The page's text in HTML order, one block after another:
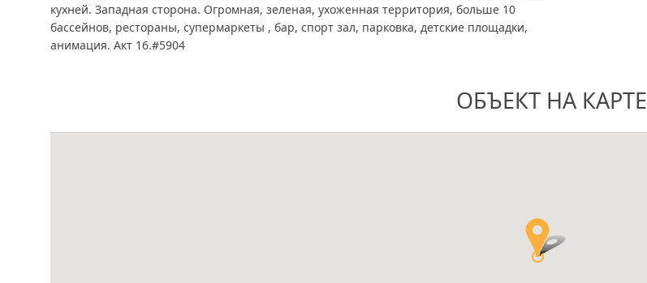
кухней. Западная сторона. Огромная, зеленая, ухоженная территория, больше 10
бассейнов, рестораны, супермаркеты , бар, спорт зал, парковка, детские площадки,
анимация. Акт 16.#5904
ОБЪЕКТ НА КАРТЕ